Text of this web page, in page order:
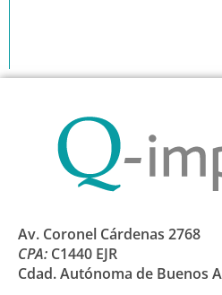
Av. Coronel Cárdenas 2768
CPA: C1440 EJR
Cdad. Autónoma de Buenos